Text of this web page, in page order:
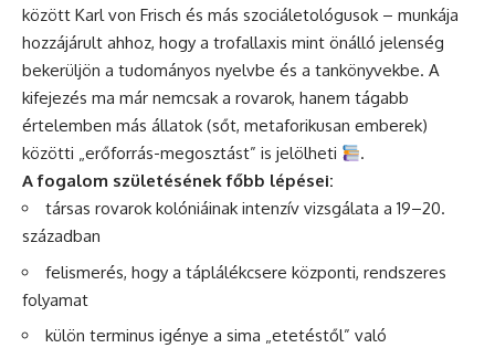
között Karl von Frisch és más szociáletológusok – munkája
hozzájárult ahhoz, hogy a trofallaxis mint önálló jelenség
bekerüljön a tudományos nyelvbe és a tankönyvekbe. A
kifejezés ma már nemcsak a rovarok, hanem tágabb
értelemben más állatok (sőt, metaforikusan emberek)
közötti „erőforrás-megosztást” is jelölheti
.
A fogalom születésének főbb lépései:
társas rovarok kolóniáinak intenzív vizsgálata a 19–20.
században
felismerés, hogy a táplálékcsere központi, rendszeres
folyamat
külön terminus igénye a sima „etetéstől” való